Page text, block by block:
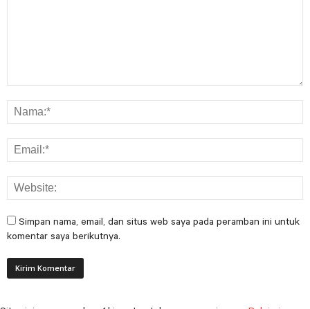
Simpan nama, email, dan situs web saya pada peramban ini untuk
komentar saya berikutnya.